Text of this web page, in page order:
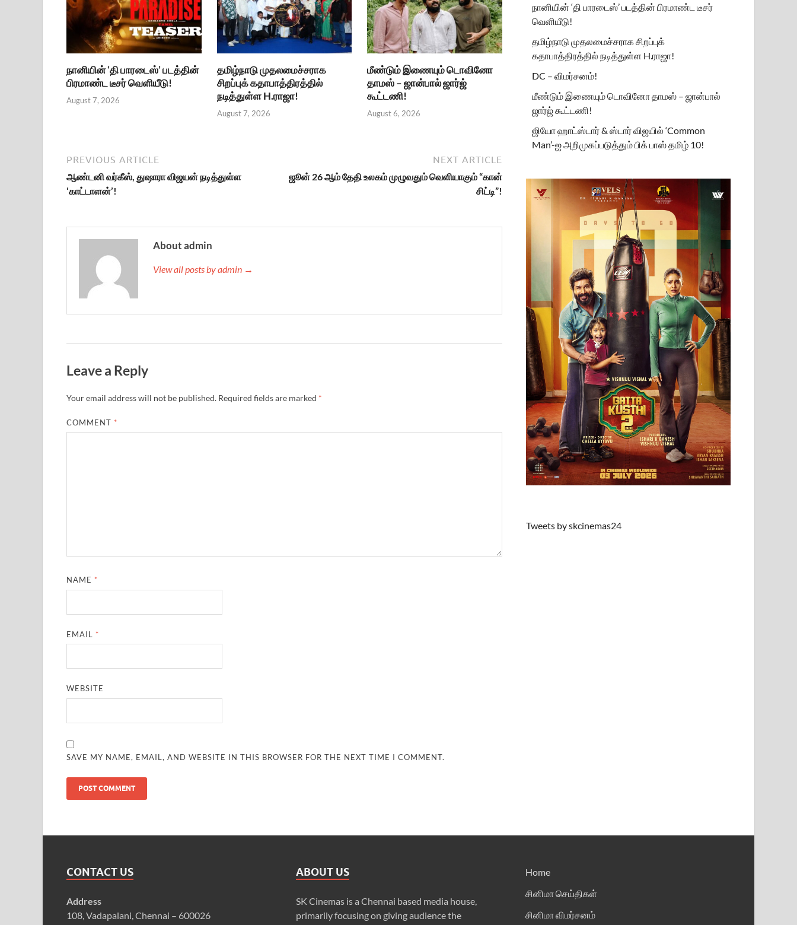
நானியின் ‘தி பாரடைஸ்’ படத்தின்
பிரமாண்ட டீசர் வெளியீடு!
August 7, 2026
தமிழ்நாடு முதலமைச்சராக
சிறப்புக் கதாபாத்திரத்தில்
நடித்துள்ள H.ராஜா!
August 7, 2026
மீண்டும் இணையும் டொவினோ
தாமஸ் – ஜான்பால் ஜார்ஜ்
கூட்டணி!
August 6, 2026
PREVIOUS ARTICLE
ஆண்டனி வர்கீஸ், துஷாரா விஜயன் நடித்துள்ள
‘காட்டாளன்’!
NEXT ARTICLE
ஜூன் 26 ஆம் தேதி உலகம் முழுவதும் வெளியாகும் “கான்
சிட்டி”!
About admin
View all posts by admin →
Leave a Reply
Your email address will not be published. Required fields are marked *
COMMENT *
NAME *
EMAIL *
WEBSITE
SAVE MY NAME, EMAIL, AND WEBSITE IN THIS BROWSER FOR THE NEXT TIME I COMMENT.
நானியின் ‘தி பாரடைஸ்’ படத்தின் பிரமாண்ட டீசர்
வெளியீடு!
தமிழ்நாடு முதலமைச்சராக சிறப்புக்
கதாபாத்திரத்தில் நடித்துள்ள H.ராஜா!
DC – விமர்சனம்!
மீண்டும் இணையும் டொவினோ தாமஸ் – ஜான்பால்
ஜார்ஜ் கூட்டணி!
ஜியோ ஹாட்ஸ்டார் & ஸ்டார் விஜயில் ‘Common
Man’-ஐ அறிமுகப்படுத்தும் பிக் பாஸ் தமிழ் 10!
Tweets by skcinemas24
CONTACT US
Address
108, Vadapalani, Chennai – 600026
ABOUT US
SK Cinemas is a Chennai based media house,
primarily focusing on giving audience the
Home
சினிமா செய்திகள்
சினிமா விமர்சனம்